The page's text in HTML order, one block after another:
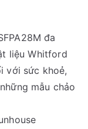
đa
liệu Whitford
với sức khoẻ,
mẫu chảo